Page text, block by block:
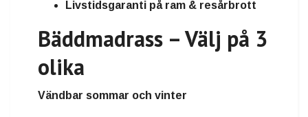
Livstidsgaranti på ram & resårbrott
Bäddmadrass – Välj på 3
olika
Vändbar sommar och vinter